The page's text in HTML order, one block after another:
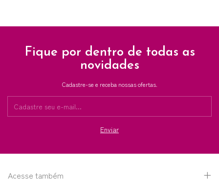
Fique por dentro de todas as
novidades
Cadastre-se e receba nossas ofertas.
Acesse também